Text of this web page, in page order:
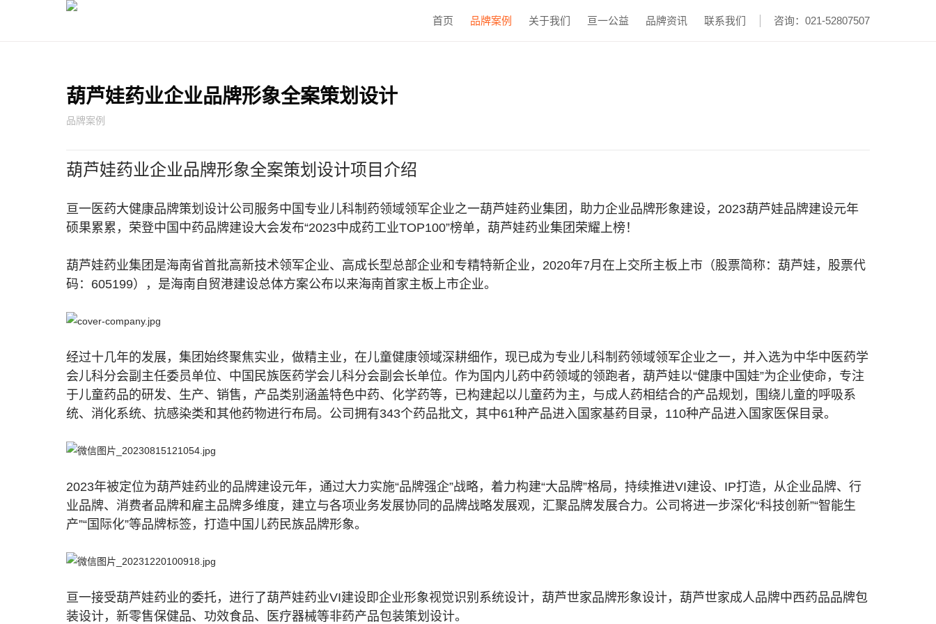
咨询：021-52807507
首页 品牌案例 关于我们 亘一公益 品牌资讯 联系我们
葫芦娃药业企业品牌形象全案策划设计
品牌案例
葫芦娃药业企业品牌形象全案策划设计项目介绍
亘一医药大健康品牌策划设计公司服务中国 专业儿科制药领域领军企业之一葫芦娃药业集团， 助力企业品牌形象建设， 2023葫芦娃品牌建设元年
硕果累累，荣登中国中药品牌建设大会发布“2023中成药工业TOP100”榜单，葫芦娃药业集团荣耀上榜！
葫芦娃药业集团是海南省首批高新技术领军企业、高成长型总部企业和专精特新企业，2020年7月在上交所主板上市（股票简称：葫芦娃，股票代
码：605199），是海南自贸港建设总体方案公布以来海南首家主板上市企业。
经过十几年的发展，集团始终聚焦实业，做精主业，在儿童健康领域深耕细作，现已成为专业儿科制药领域领军企业之一，并入选为中华中医药学
会儿科分会副主任委员单位、中国民族医药学会儿科分会副会长单位。作为国内儿药中药领域的领跑者，葫芦娃以“健康中国娃”为企业使命，专注
于儿童药品的研发、生产、销售，产品类别涵盖特色中药、化学药等，已构建起以儿童药为主，与成人药相结合的产品规划，围绕儿童的呼吸系
统、消化系统、抗感染类和其他药物进行布局。公司拥有343个药品批文，其中61种产品进入国家基药目录，110种产品进入国家医保目录。
2023年被定位为葫芦娃药业的品牌建设元年，通过大力实施“品牌强企”战略，着力构建“大品牌”格局，持续推进VI建设、IP打造，从企业品牌、行
业品牌、消费者品牌和雇主品牌多维度，建立与各项业务发展协同的品牌战略发展观，汇聚品牌发展合力。公司将进一步深化“科技创新”“智能生
产”“国际化”等品牌标签，打造中国儿药民族品牌形象。
亘一接受葫芦娃药业的委托，进行了葫芦娃药业VI建设即企业形象视觉识别系统设计，葫芦世家品牌形象设计，葫芦世家成人品牌中西药品品牌包
装设计，新零售保健品、功效食品、医疗器械等非药产品包装策划设计。